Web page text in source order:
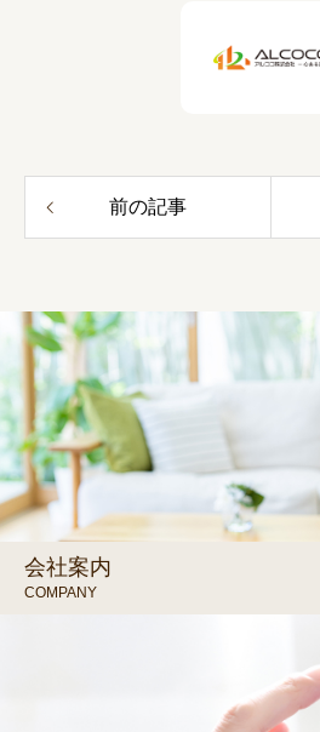
前の記事
会社案内
COMPANY